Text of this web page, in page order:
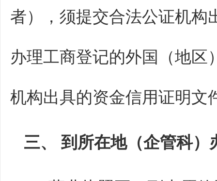
者），须提交合法公证机构
办理工商登记的外国（地区
机构出具的资金信用证明文
三、 到所在地（企管科）